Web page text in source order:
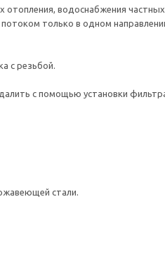
отопления, водоснабжения
только в одном
с резьбой.
с помощью установки
стали.